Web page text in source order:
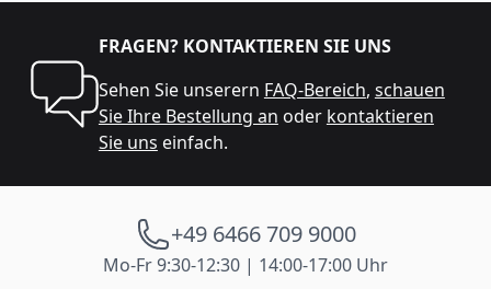
FRAGEN? KONTAKTIEREN SIE UNS
Sehen Sie unserern FAQ-Bereich, schauen
Sie Ihre Bestellung an oder kontaktieren
Sie uns einfach.
+49 6466 709 9000
Mo-Fr 9:30-12:30 | 14:00-17:00 Uhr